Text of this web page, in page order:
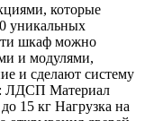
которые
уникальных
шкаф можно
и модулями,
и сделают систему
ЛДСП Материал
15 кг Нагрузка на